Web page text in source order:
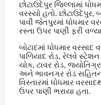
છોટાઉદેપુર જિલ્લામાં
વરસ્યો હતો. છોટાઉદેપુર,
પાવી જેતપુરમાં ધોધમાર
રસ્તા ઉપર પાણી ફરી
બોટાદમાં ધોધમાર વરસાદ
પાળિયાદ રોડ, રેલવે સ્ટેશન
ચોક, ટાવર રોડ,
અને ભાવનગર રોડ
વિસ્તારમાં ધોધમાર
ઉપર પાણી ભરાયા હતા.